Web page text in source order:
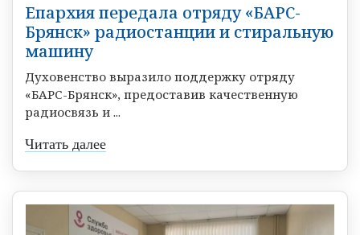
Епархия передала отряду «БАРС-
Брянск» радиостанции и стиральную
машину
Духовенство выразило поддержку отряду
«БАРС-Брянск», предоставив качественную
радиосвязь и ...
Читать далее